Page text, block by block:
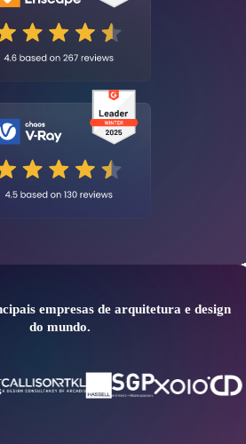
empresas de arquitetura e design
do mundo.